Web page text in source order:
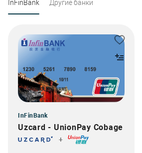
InFinBank Другие банки
InFinBank
Uzcard - UnionPay Cobage
+